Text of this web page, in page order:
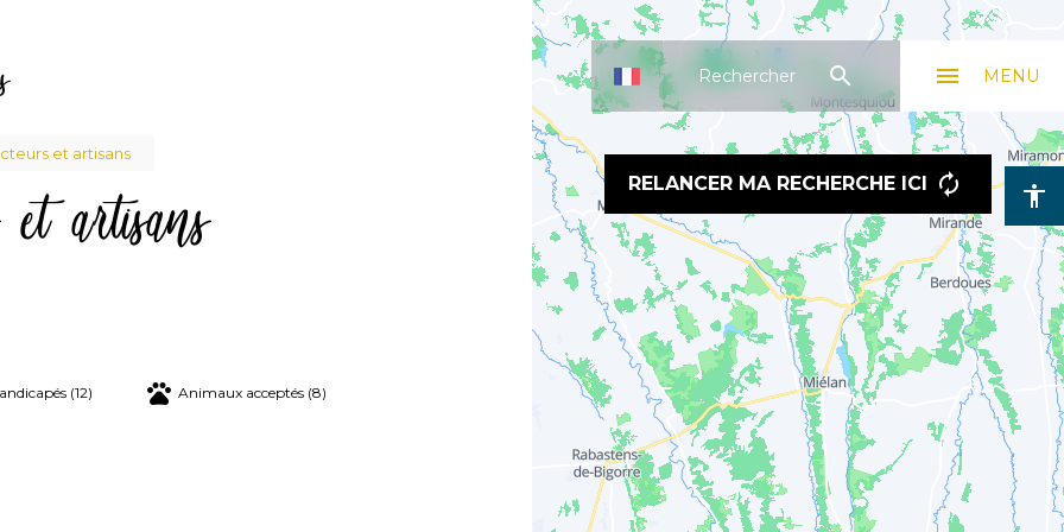
accessibility
Rechercher search MENU
menu
et artisans
et artisans
(12) Animaux acceptés (8)
RELANCER MA RECHERCHE ICI